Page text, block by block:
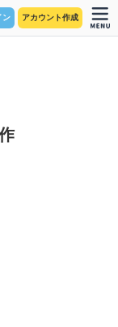
ン アカウント作成